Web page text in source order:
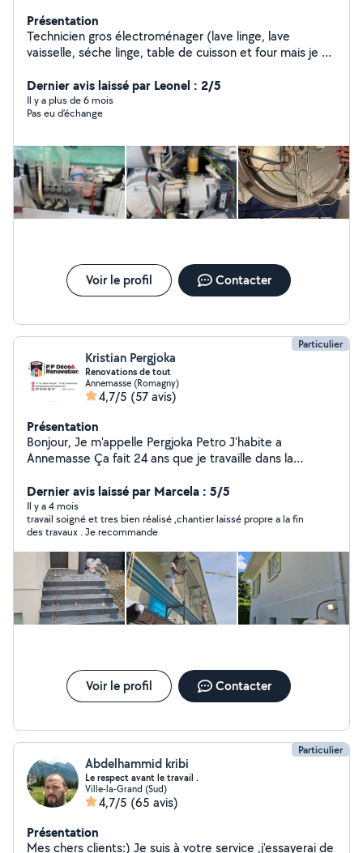
Présentation
Technicien gros électroménager (lave linge, lave
vaisselle, séche linge, table de cuisson et four mais je ne
sérieuse, travail rapide et efficace.
Dernier avis laissé par Leonel : 2/5
Il y a plus de 6 mois
Pas eu d’échange
Voir le profil Contacter
Particulier
Kristian Pergjoka
Renovations de tout
Annemasse (Romagny)
4,7/5 (57 avis)
Présentation
Bonjour, Je m'appelle Pergjoka Petro J'habite a
Annemasse Ça fait 24 ans que je travaille dans la
sharp, volets, je fait tous qui dans la renovation. Mon
bute c'est de satisfaire mes clients et faire un bon
travail. Je serai disponible pour tout les clients. J'ai la
possibilité de me deplacé dans tout la region Haute-
Savoie (74). Cordialement Pergjoka Petro
Dernier avis laissé par Marcela : 5/5
Il y a 4 mois
travail soigné et tres bien réalisé ,chantier laissé propre a la fin
des travaux . Je recommande
Voir le profil Contacter
Particulier
Abdelhammid kribi
Le respect avant le travail .
Ville-la-Grand (Sud)
4,7/5 (65 avis)
Présentation
Mes chers clients:) Je suis à votre service ,j'essayerai de